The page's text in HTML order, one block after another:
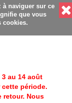
rapides - Sans
naviguer sur ce
que vous
cookies.
au 14 août
période.
retour. Nous